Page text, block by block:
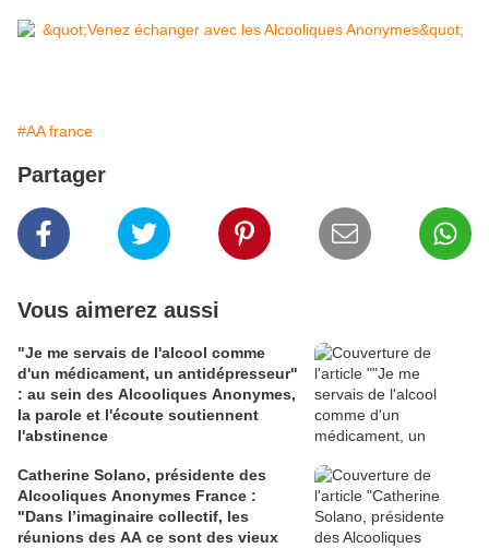
#AA france
Partager
Vous aimerez aussi
"Je me servais de l'alcool comme
d'un médicament, un antidépresseur"
: au sein des Alcooliques Anonymes,
la parole et l'écoute soutiennent
l'abstinence
Catherine Solano, présidente des
Alcooliques Anonymes France :
"Dans l’imaginaire collectif, les
réunions des AA ce sont des vieux